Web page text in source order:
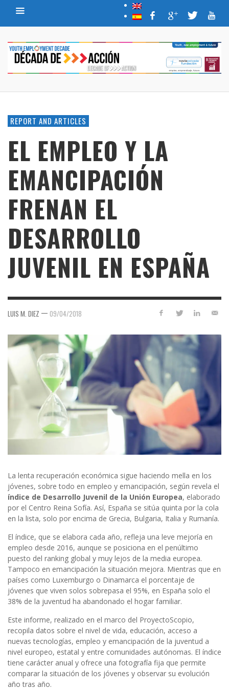
REPORT AND ARTICLES
EL EMPLEO Y LA
EMANCIPACIÓN
FRENAN EL
DESARROLLO
JUVENIL EN ESPAÑA
LUIS M. DIEZ — 09/04/2018
La lenta recuperación económica sigue haciendo mella en los
jóvenes, sobre todo en empleo y emancipación, según revela el
índice de Desarrollo Juvenil de la Unión Europea, elaborado
por el Centro Reina Sofía. Así, España se sitúa quinta por la cola
en la lista, solo por encima de Grecia, Bulgaria, Italia y Rumanía.
El índice, que se elabora cada año, refleja una leve mejoría en
empleo desde 2016, aunque se posiciona en el penúltimo
puesto del ranking global y muy lejos de la media europea.
Tampoco en emancipación la situación mejora. Mientras que en
países como Luxemburgo o Dinamarca el porcentaje de
jóvenes que viven solos sobrepasa el 95%, en España solo el
38% de la juventud ha abandonado el hogar familiar.
Este informe, realizado en el marco del ProyectoScopio,
recopila datos sobre el nivel de vida, educación, acceso a
nuevas tecnologías, empleo y emancipación de la juventud a
nivel europeo, estatal y entre comunidades autónomas. El índice
tiene carácter anual y ofrece una fotografía fija que permite
comparar la situación de los jóvenes y observar su evolución
año tras año.